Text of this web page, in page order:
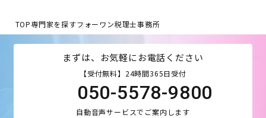
TOP専門家を探すフォーワン税理士事務所
まずは、お気軽にお電話ください
【受付無料】24時間365日受付
050-5578-9800
自動音声サービスでご案内します